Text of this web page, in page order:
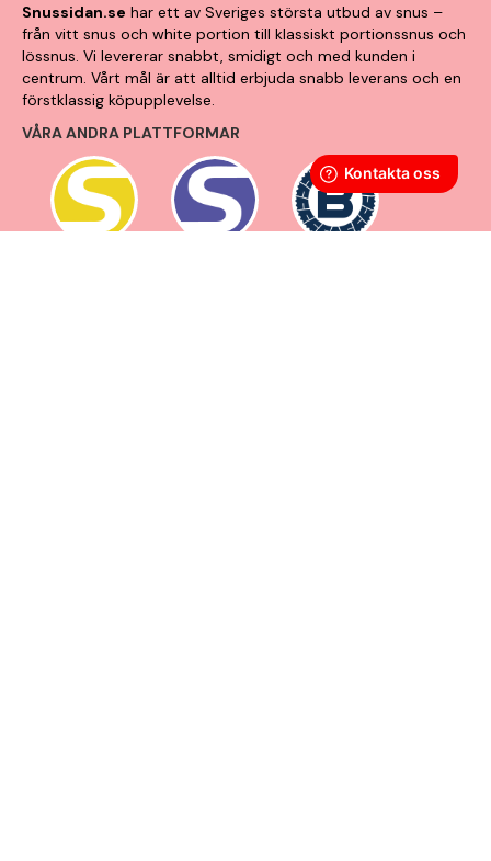
Snussidan.se har ett av Sveriges största utbud av snus –
från vitt snus och white portion till klassiskt portionssnus och
lössnus. Vi levererar snabbt, smidigt och med kunden i
centrum. Vårt mål är att alltid erbjuda snabb leverans och en
förstklassig köpupplevelse.
VÅRA ANDRA PLATTFORMAR